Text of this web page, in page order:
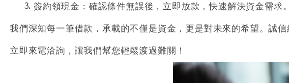
簽約領現金 ：確認條件無誤後，立即放款，快速解決資金需求。
我們深知每一筆借款，承載的不僅是資金，更是對未來的希望。誠
立即來電洽詢，讓我們幫您輕鬆渡過難關！